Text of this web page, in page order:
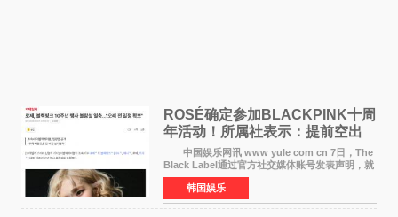
ROSÉ确定参加BLACKPINK十周
年活动！所属社表示：提前空出
了时间
中国娱乐网讯 www yule com cn 7日，The
Black Label通过官方社交媒体账号发表声明，就
近期网络上关于ROS&Eacute;个人行程及是否参
加BLACKPINK出道纪念活动的种种猜测作出正
式回应。 Th
韩国娱乐